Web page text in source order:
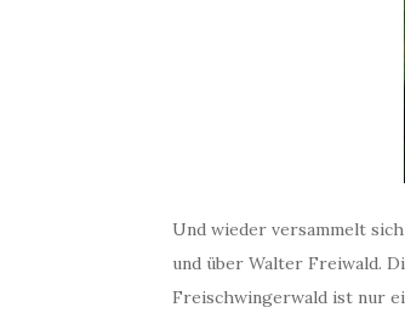
Und wieder versammelt
und über Walter Freiwald.
Freischwingerwald ist nur